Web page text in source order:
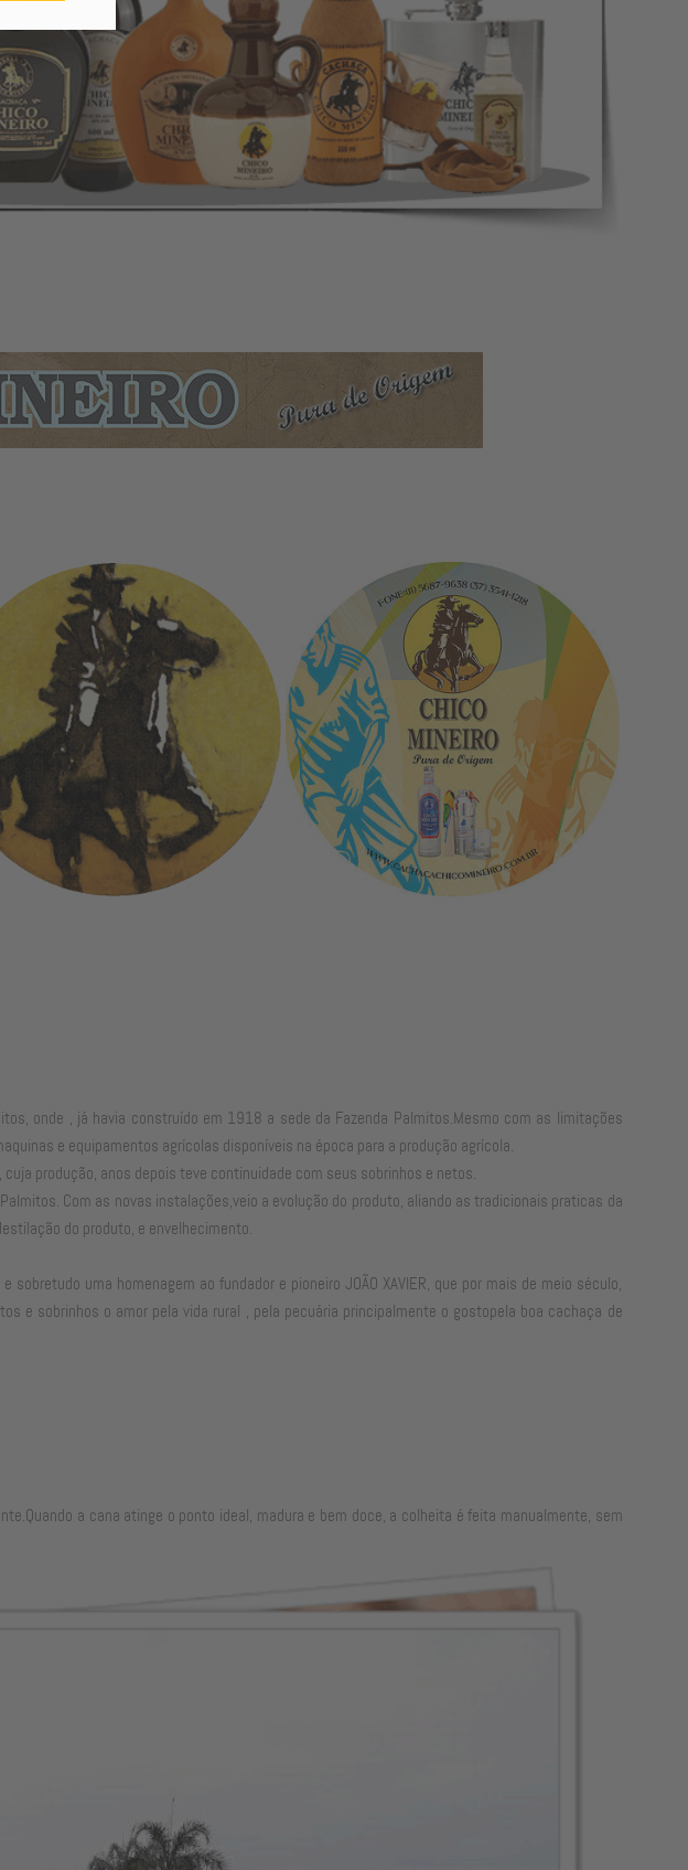
onde , já havia construído em 1918 a sede da Fazenda Palmitos.Mesmo com as limitações
e equipamentos agrícolas disponíveis na época para a produção agrícola.
produção, anos depois teve continuidade com seus sobrinhos e netos.
Com as novas instalações,veio a evolução do produto, aliando as tradicionais praticas da
do produto, e envelhecimento.
uma homenagem ao fundador e pioneiro JOÃO XAVIER, que por mais de meio século,
e sobrinhos o amor pela vida rural , pela pecuária principalmente o gostopela boa cachaça de
a cana atinge o ponto ideal, madura e bem doce, a colheita é feita manualmente, sem